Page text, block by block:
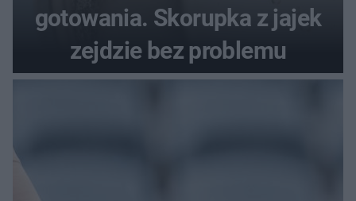
gotowania. Skorupka z jajek
zejdzie bez problemu